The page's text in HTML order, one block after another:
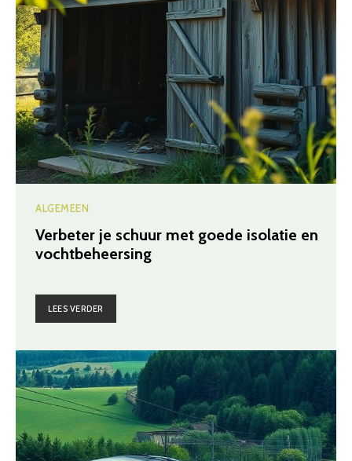
ALGEMEEN
Verbeter je schuur met goede isolatie en
vochtbeheersing
LEES VERDER